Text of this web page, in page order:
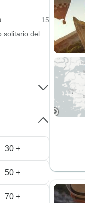
15
solitario del
30 +
50 +
70 +